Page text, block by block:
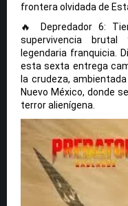
frontera olvidada de
🔥 Depredador 6:
supervivencia
legendaria franquicia.
esta sexta entrega
la crudeza,
Nuevo México, donde
terror alienígena.